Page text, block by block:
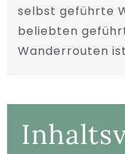
selbst geführte
beliebten
Wanderrouten